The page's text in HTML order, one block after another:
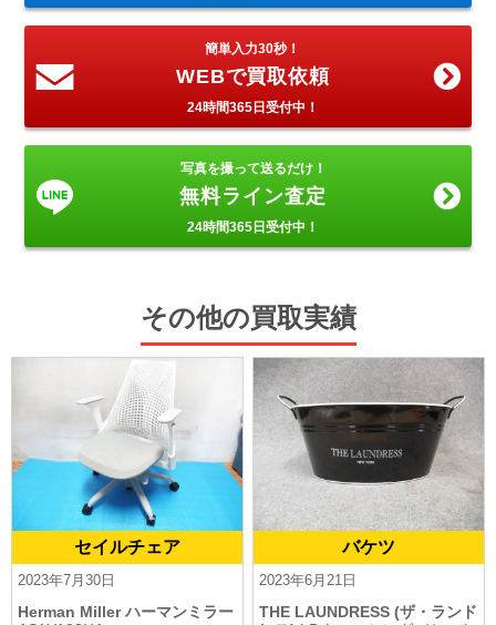
簡単入力30秒！
WEBで買取依頼
24時間365日受付中！
写真を撮って送るだけ！
無料ライン査定
24時間365日受付中！
その他の買取実績
セイルチェア
2023年7月30日
Herman Miller ハーマンミラー
バケツ
2023年6月21日
THE LAUNDRESS (ザ・ランド